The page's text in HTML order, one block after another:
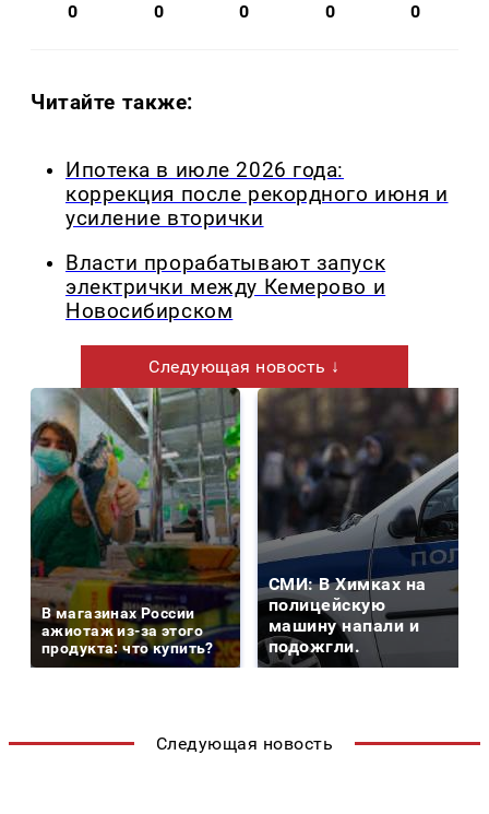
0 0 0 0 0
Читайте также:
Ипотека в июле 2026 года:
коррекция после рекордного июня и
усиление вторички
Власти прорабатывают запуск
электрички между Кемерово и
Новосибирском
Следующая новость ↓
В магазинах России
ажиотаж из-за этого
продукта: что купить?
СМИ: В Химках на
полицейскую
машину напали и
подожгли.
Следующая новость